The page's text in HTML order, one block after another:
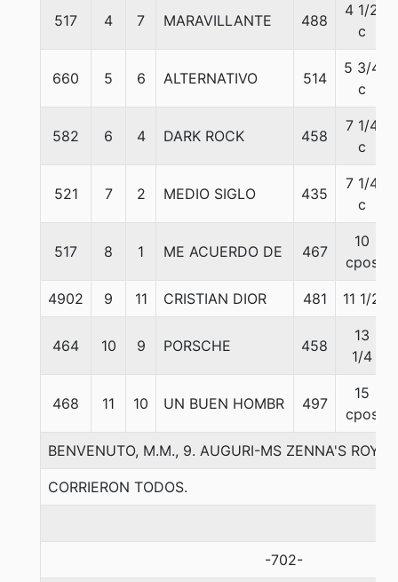
517 4 7 MARAVILLANTE 488
4 1/2
c
660 5 6 ALTERNATIVO 514
5 3/4
c
582 6 4 DARK ROCK 458
7 1/4
c
521 7 2 MEDIO SIGLO 435
7 1/4
c
517 8 1 ME ACUERDO DE 467
10
cpos
4902 9 11 CRISTIAN DIOR 481 11 1/2
464 10 9 PORSCHE 458
13
1/4
468 11 10 UN BUEN HOMBR 497
15
cpos
BENVENUTO, M.M., 9. AUGURI-MS ZENNA'S
CORRIERON TODOS.
-702-